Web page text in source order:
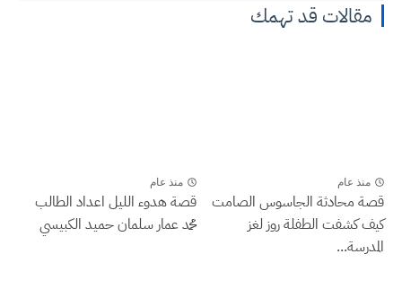
مقالات قد تهمك
منذ عام
قصة محادثة الجاسوس الصامت
كيف كشفت الطفلة روز لغز
المدرسة...
منذ عام
قصة هدوء الليل اعداد الطالب
محمد عمار سلمان حميد الكبيسي